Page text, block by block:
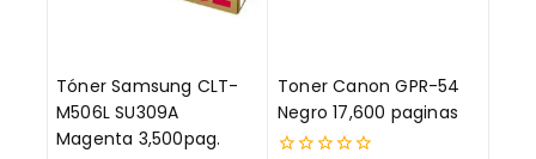
Tóner Samsung CLT-
M506L SU309A
Magenta 3,500pag.
Toner Canon GPR-54
Negro 17,600 paginas